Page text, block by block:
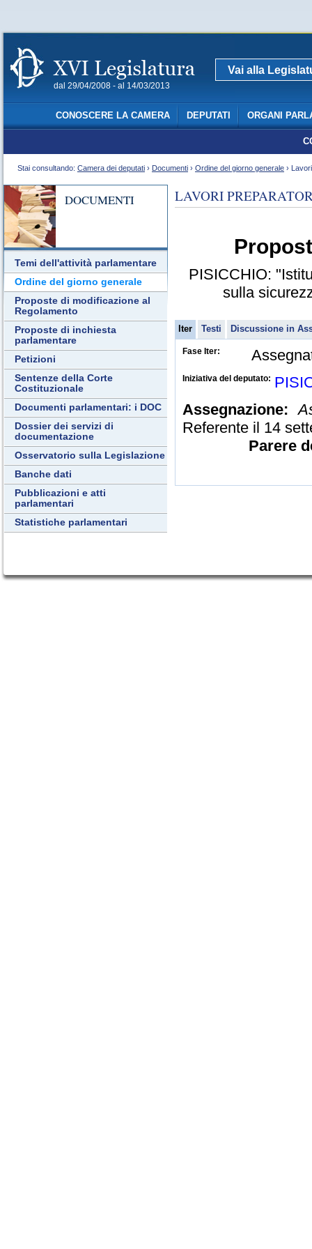
CONOSCERE LA CAMERA DEPUTATI ORGANI
Stai consultando: Camera dei deputati › Documenti › Ordine del giorno generale ›
dal 29/04/2008 - al 14/03/2013
Vai alla
DOCUMENTI
Temi dell'attività parlamentare
Ordine del giorno generale
Proposte di modificazione al
Regolamento
Proposte di inchiesta
parlamentare
Petizioni
Sentenze della Corte
Costituzionale
Documenti parlamentari: i DOC
Dossier dei servizi di
documentazione
Osservatorio sulla Legislazione
Banche dati
Pubblicazioni e atti
parlamentari
Statistiche parlamentari
LAVORI
PISICCHIO:
sulla
Iter Testi Discussione in
Fase Iter:
Iniziativa del deputato:
Assegnazione:
Referente il 14
Parere